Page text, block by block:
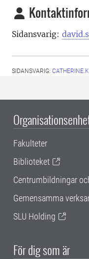
Sidansvarig:
SIDANSVARIG:
Fakulteter
Biblioteket
Centrumbildningar
Gemensamma
SLU Holding
För dig som är